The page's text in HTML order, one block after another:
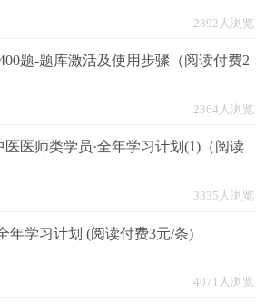
2892人浏览
题-题库激活及使用步骤（阅读付费2
2364人浏览
医医师类学员·全年学习计划(1)（阅读
3335人浏览
年学习计划 (阅读付费3元/条)
4071人浏览